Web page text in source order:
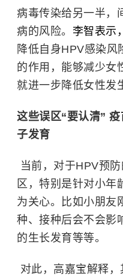
病毒传染给另一半，
病的风险。 李智表示，
降低自身HPV感染风
的作用，能够减少女
就进一步降低女性发
这些误区“要认清”
子发育
当前，对于HPV预
区，特别是针对小年
为关心。比如小朋友
种、接种后会不会影
的生长发育等等。
对此，高嘉宝解释